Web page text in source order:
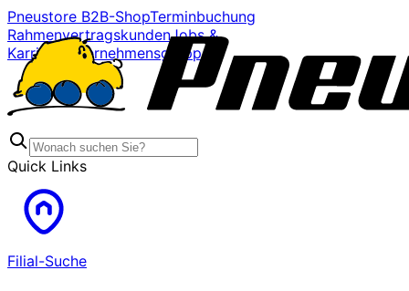
Pneustore B2B-ShopTerminbuchung
RahmenvertragskundenJobs &
Karriere
Unternehmensgruppe
Quick Links
Filial-Suche